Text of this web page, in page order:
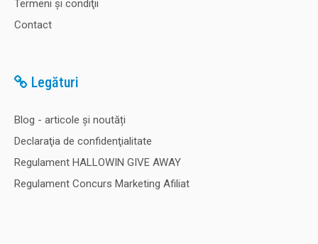
Termeni şi condiţii
Contact
Legături
Blog - articole și noutăți
Declaraţia de confidenţialitate
Regulament HALLOWIN GIVE AWAY
Regulament Concurs Marketing Afiliat